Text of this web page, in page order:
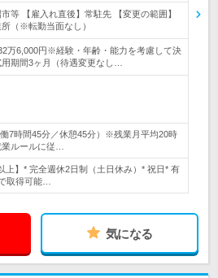
等 【雇入れ直後】常駐先 【変更の範囲】
（※転勤当面なし）
万6,000円※経験・年齢・能力を考慮して決
期間3ヶ月（待遇変更なし…
7時間45分／休憩45分）※残業月平均20時
ルールに従…
上】* 完全週休2日制（土日休み）* 祝日* 有
取得可能…
気になる